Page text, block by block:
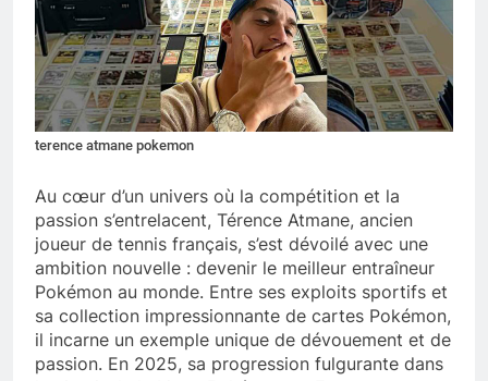
terence atmane pokemon
Au cœur d’un univers où la compétition et la
passion s’entrelacent, Térence Atmane, ancien
joueur de tennis français, s’est dévoilé avec une
ambition nouvelle : devenir le meilleur entraîneur
Pokémon au monde. Entre ses exploits sportifs et
sa collection impressionnante de cartes Pokémon,
il incarne un exemple unique de dévouement et de
passion. En 2025, sa progression fulgurante dans